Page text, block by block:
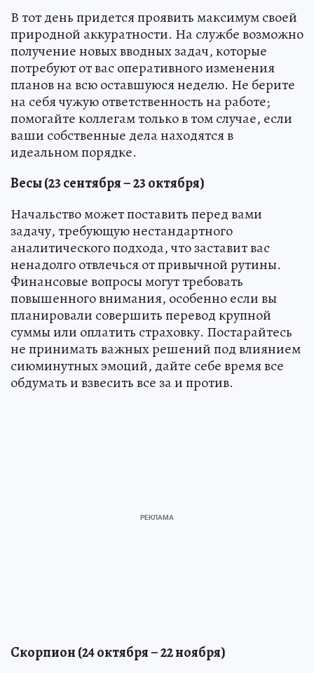
В тот день придется проявить максимум своей
природной аккуратности. На службе возможно
получение новых вводных задач, которые
потребуют от вас оперативного изменения
планов на всю оставшуюся неделю. Не берите
на себя чужую ответственность на работе;
помогайте коллегам только в том случае, если
ваши собственные дела находятся в
идеальном порядке.
Весы (23 сентября – 23 октября)
Начальство может поставить перед вами
задачу, требующую нестандартного
аналитического подхода, что заставит вас
ненадолго отвлечься от привычной рутины.
Финансовые вопросы могут требовать
повышенного внимания, особенно если вы
планировали совершить перевод крупной
суммы или оплатить страховку. Постарайтесь
не принимать важных решений под влиянием
сиюминутных эмоций, дайте себе время все
обдумать и взвесить все за и против.
Скорпион (24 октября – 22 ноября)